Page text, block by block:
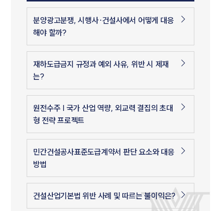
분양광고분쟁, 시행사·건설사에서 어떻게 대응
해야 할까?
재하도급금지 규정과 예외 사유, 위반 시 제재
는?
원전수주 | 국가 산업 역량, 외교력 결집의 초대
형 전략 프로젝트
민간건설공사표준도급계약서 판단 요소와 대응
방법
건설산업기본법 위반 사례 및 따르는 불이익은?